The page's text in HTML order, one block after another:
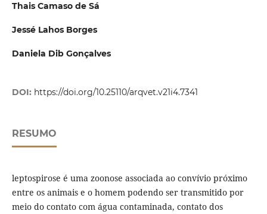
Thais Camaso de Sá
Jessé Lahos Borges
Daniela Dib Gonçalves
DOI: https://doi.org/10.25110/arqvet.v21i4.7341
RESUMO
leptospirose é uma zoonose associada ao convívio próximo
entre os animais e o homem podendo ser transmitido por
meio do contato com água contaminada, contato dos